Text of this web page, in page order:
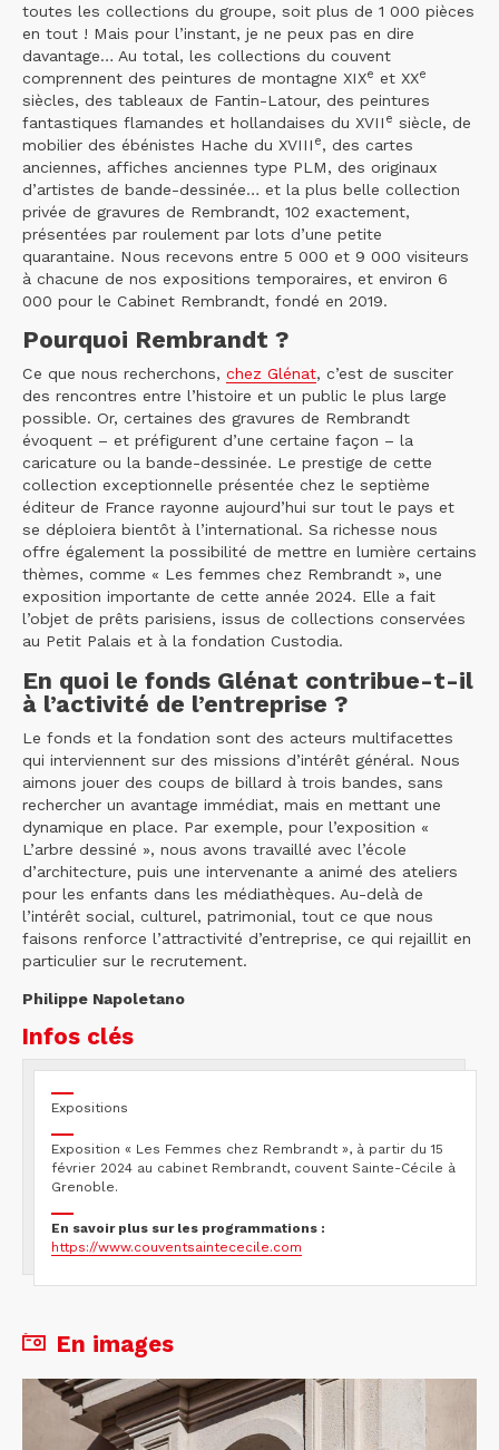
toutes les collections du groupe, soit plus de 1 000 pièces
en tout ! Mais pour l’instant, je ne peux pas en dire
davantage… Au total, les collections du couvent
comprennent des peintures de montagne XIXe et XXe
siècles, des tableaux de Fantin-Latour, des peintures
fantastiques flamandes et hollandaises du XVII e siècle, de
mobilier des ébénistes Hache du XVIII e, des cartes
anciennes, affiches anciennes type PLM, des originaux
d’artistes de bande-dessinée… et la plus belle collection
privée de gravures de Rembrandt, 102 exactement,
présentées par roulement par lots d’une petite
quarantaine. Nous recevons entre 5 000 et 9 000 visiteurs
à chacune de nos expositions temporaires, et environ 6
000 pour le Cabinet Rembrandt, fondé en 2019.
Pourquoi Rembrandt ?
Ce que nous recherchons, chez Glénat, c’est de susciter
des rencontres entre l’histoire et un public le plus large
possible. Or, certaines des gravures de Rembrandt
évoquent – et préfigurent d’une certaine façon – la
caricature ou la bande-dessinée. Le prestige de cette
collection exceptionnelle présentée chez le septième
éditeur de France rayonne aujourd’hui sur tout le pays et
se déploiera bientôt à l’international. Sa richesse nous
offre également la possibilité de mettre en lumière certains
thèmes, comme « Les femmes chez Rembrandt », une
exposition importante de cette année 2024. Elle a fait
l’objet de prêts parisiens, issus de collections conservées
au Petit Palais et à la fondation Custodia.
En quoi le fonds Glénat contribue-t-il
à l’activité de l’entreprise ?
Le fonds et la fondation sont des acteurs multifacettes
qui interviennent sur des missions d’intérêt général. Nous
aimons jouer des coups de billard à trois bandes, sans
rechercher un avantage immédiat, mais en mettant une
dynamique en place. Par exemple, pour l’exposition «
L’arbre dessiné », nous avons travaillé avec l’école
d’architecture, puis une intervenante a animé des ateliers
pour les enfants dans les médiathèques. Au-delà de
l’intérêt social, culturel, patrimonial, tout ce que nous
faisons renforce l’attractivité d’entreprise, ce qui rejaillit en
particulier sur le recrutement.
Philippe Napoletano
Infos clés
Expositions
Exposition « Les Femmes chez Rembrandt », à partir du 15
février 2024 au cabinet Rembrandt, couvent Sainte-Cécile à
Grenoble.
En savoir plus sur les programmations :
https://www.couventsaintececile.com
En images